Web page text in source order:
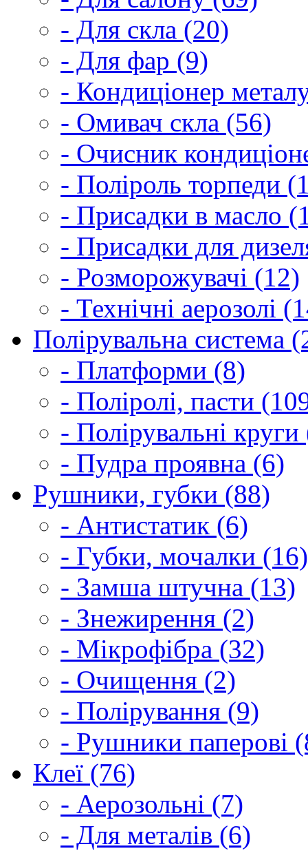
- Для скла (20)
- Для фар (9)
- Кондиціонер
- Омивач скла (56)
- Очисник
- Поліроль торпеди
- Присадки в масло
- Присадки для
- Розморожувачі (12)
- Технічні аерозолі
Полірувальна система
- Платформи (8)
- Поліролі, пасти
- Полірувальні
- Пудра проявна (6)
Рушники, губки (88)
- Антистатик (6)
- Губки, мочалки (16)
- Замша штучна (13)
- Знежирення (2)
- Мікрофібра (32)
- Очищення (2)
- Полірування (9)
- Рушники паперові
Клеї (76)
- Аерозольні (7)
- Для металів (6)